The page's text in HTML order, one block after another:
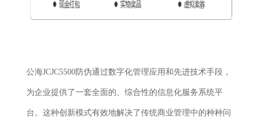
公海JCJC5500防伪通过数字化管理应用和先进技术手段，
为企业提供了一套全面的、综合性的信息化服务系统平
台。这种创新模式有效地解决了传统商业管理中的种种问